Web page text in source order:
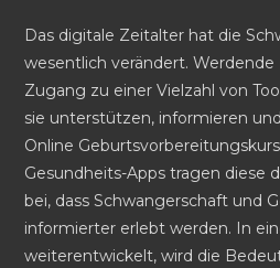
Das digitale Zeitalter hat die
wesentlich verändert.
Zugang zu einer Vielzahl von
sie unterstützen, informieren
Online
Gesundheits-Apps tragen diese
bei, dass Schwangerschaft und
informierter erlebt werden. In
weiterentwickelt, wird die